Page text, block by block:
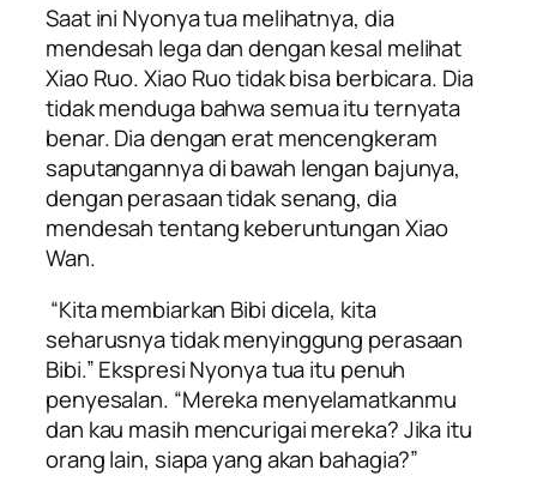
Saat ini Nyonya tua melihatnya, dia
mendesah lega dan dengan kesal melihat
Xiao Ruo. Xiao Ruo tidak bisa berbicara. Dia
tidak menduga bahwa semua itu ternyata
benar. Dia dengan erat mencengkeram
saputangannya di bawah lengan bajunya,
dengan perasaan tidak senang, dia
mendesah tentang keberuntungan Xiao
Wan.
“Kita membiarkan Bibi dicela, kita
seharusnya tidak menyinggung perasaan
Bibi.” Ekspresi Nyonya tua itu penuh
penyesalan. “Mereka menyelamatkanmu
dan kau masih mencurigai mereka? Jika itu
orang lain, siapa yang akan bahagia?”